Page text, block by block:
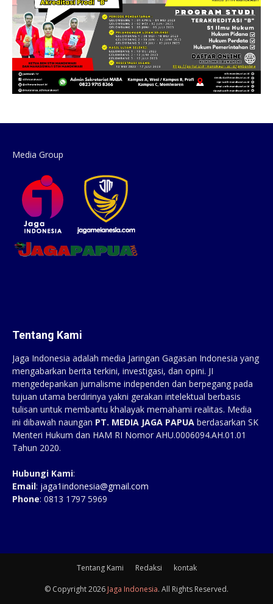
Media Group
Tentang Kami
Jaga Indonesia adalah media Jaringan Gagasan Indonesia yang
mengabarkan berita terkini, investigasi, dan opini. JI
mengedepankan jurnalisme independen dan berpegang pada
tujuan utama berdirinya yakni gerakan intelektual berbasis
tulisan untuk membantu khalayak memahami realitas. Media
ini dibawah naungan PT. MEDIA JAGA PAPUA berdasarkan SK
Menteri Hukum dan HAM RI Nomor AHU.0006094.AH.01.01
Tahun 2020.
Hubungi Kami:
Email: jaga1indonesia@gmail.com
Phone: 0813 1797 5969
Tentang Kami Redaksi kontak
© Copyright 2026 Jaga Indonesia. All Rights Reserved.